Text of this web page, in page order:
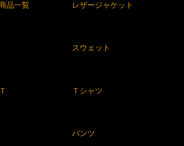
品一覧 レザージャケット
スウェット
Ｔシャツ
パンツ